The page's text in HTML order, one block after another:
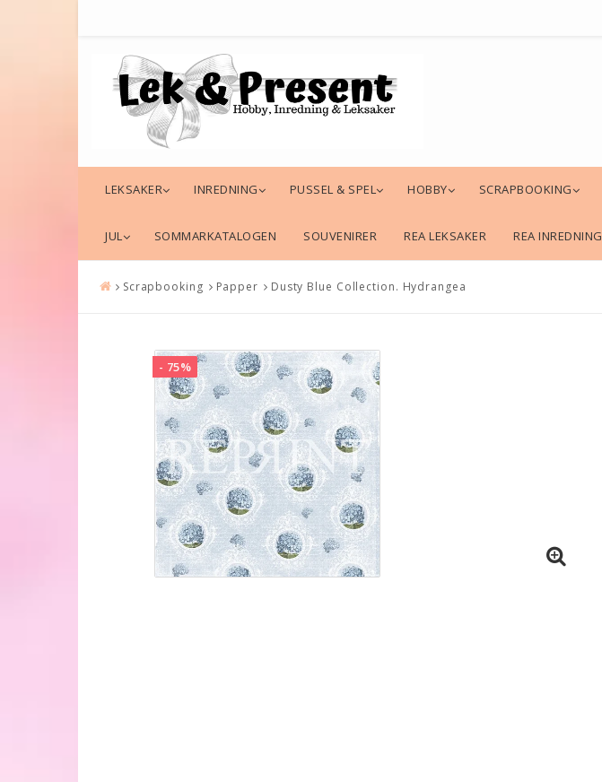
LEKSAKER INREDNING PUSSEL & SPEL HOBBY SCRAPBOOKING
JUL SOMMARKATALOGEN SOUVENIRER REA LEKSAKER REA INREDNING
Scrapbooking Papper Dusty Blue Collection. Hydrangea
- 75%